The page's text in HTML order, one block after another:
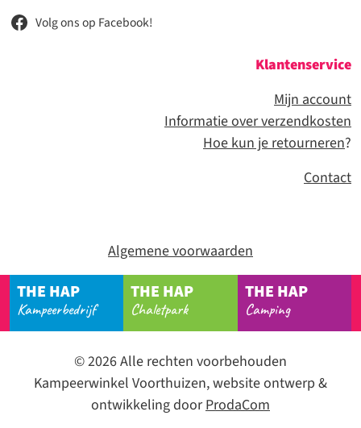
Volg ons op Facebook!
Klantenservice
Mijn account
Informatie over verzendkosten
Hoe kun je retourneren?
Contact
Algemene voorwaarden
THE HAP
Kampeerbedrijf
THE HAP
Chaletpark
THE HAP
Camping
© 2026 Alle rechten voorbehouden
Kampeerwinkel Voorthuizen, website ontwerp &
ontwikkeling doorProdaCom